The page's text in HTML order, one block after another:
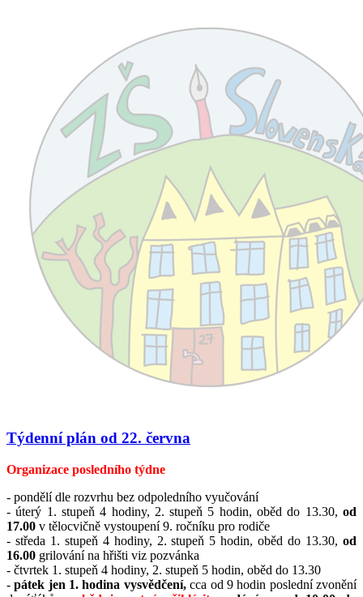
Týdenní plán od 22. června
Organizace posledního týdne
- pondělí dle rozvrhu bez odpoledního vyučování
- úterý 1. stupeň 4 hodiny, 2. stupeň 5 hodin, oběd do 13.30, od
17.00 v tělocvičně vystoupení 9. ročníku pro rodiče
- středa 1. stupeň 4 hodiny, 2. stupeň 5 hodin, oběd do 13.30, od
16.00 grilování na hřišti viz pozvánka
- čtvrtek 1. stupeň 4 hodiny, 2. stupeň 5 hodin, oběd do 13.30
-pátek jen 1. hodina vysvědčení,cca od 9 hodin poslední zvonění